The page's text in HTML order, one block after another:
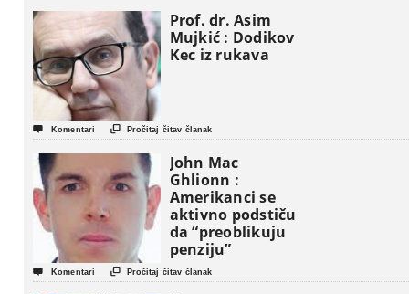
Prof. dr. Asim
Mujkić : Dodikov
Kec iz rukava
 Komentari  Pročitaj čitav članak
John Mac
Ghlionn :
Amerikanci se
aktivno podstiču
da “preoblikuju
penziju”
 Komentari  Pročitaj čitav članak